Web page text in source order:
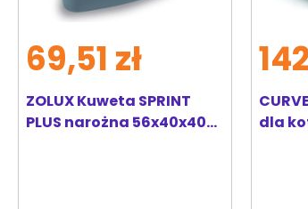
ZOLUX Kuweta SPRINT
PLUS narożna 56x40x40
69,51 zł
dla